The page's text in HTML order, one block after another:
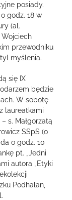
posiady.
godz. 18 w
(al.
Wojciech
przewodniku
myślenia.
się IX
będzie
W sobotę
laureatkami
s. Małgorzatą
SSpS (o
o godz. 10
pt. „Jedni
autora „Etyki
Podhalan,